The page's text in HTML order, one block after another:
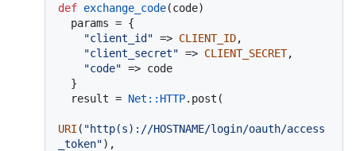
def exchange_code(code)
"client_id" => CLIENT_ID,
"client_secret" => CLIENT_SECRET,
"code" => code
  result =
Net : :HTTP.post(
URI ( "http(s)://HOSTNAME/login/oauth/access
_token"),